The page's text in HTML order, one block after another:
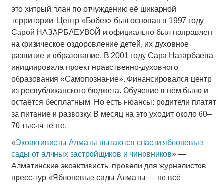
это хитрый план по отчуждению её шикарной
территории. Центр «Бобек» был основан в 1997 году
Сарой НАЗАРБАЕУВОЙ и официально был направлен
на физическое оздоровление детей, их духовное
развитие и образование. В 2001 году Сара Назарбаева
инициировала проект нравственно-духовного
образования «Самопознание». Финансировался центр
из республиканского бюджета. Обучение в нём было и
остаётся бесплатным. Но есть нюансы: родители платят
за питание и развозку. В месяц на это уходит около 60–
70 тысяч тенге.
«Экоактивисты Алматы пытаются спасти яблоневые
сады от алчных застройщиков и чиновников» —
Алматинские экоактивисты провели для журналистов
пресс-тур «Яблоневые сады Алматы — не всё